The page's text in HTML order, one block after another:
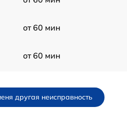
от 60 мин
от 60 мин
другая неисправность